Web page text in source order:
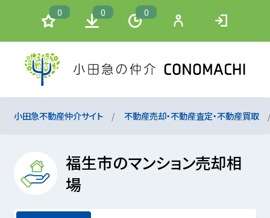
0 0 0
小田急不動産仲介サイト 不動産売却・不動産査定・不動産買取
福生市のマンション売却相
場